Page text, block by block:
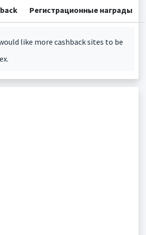
Регистрационные награды
like more cashback sites to be